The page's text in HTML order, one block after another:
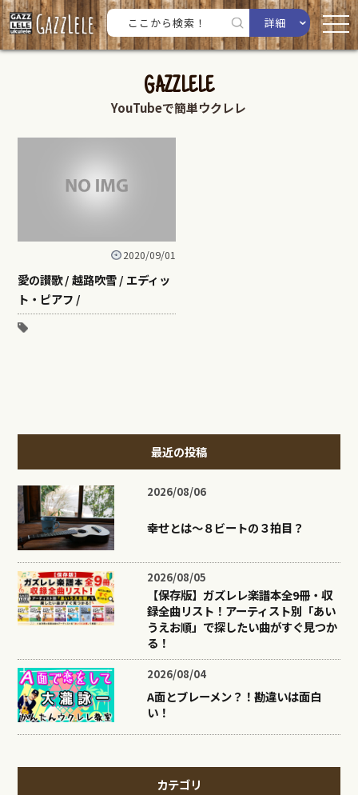
詳細
GAZZLELE
YouTubeで簡単ウクレレ
2020/09/01
愛の讃歌 / 越路吹雪 / エディッ
ト・ピアフ /
最近の投稿
2026/08/06
幸せとは〜８ビートの３拍目？
2026/08/05
【保存版】ガズレレ楽譜本全9冊・収
録全曲リスト！アーティスト別「あい
うえお順」で探したい曲がすぐ見つか
る！
2026/08/04
A面とブレーメン？！勘違いは面白
い！
カテゴリ